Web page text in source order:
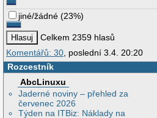
jiné/žádné (23%)
Celkem 2359 hlasů
Komentářů: 30, poslední 3.4. 20:20
Rozcestník
AbcLinuxu
Jaderné noviny – přehled za
červenec 2026
Týden na ITBiz: Náklady na